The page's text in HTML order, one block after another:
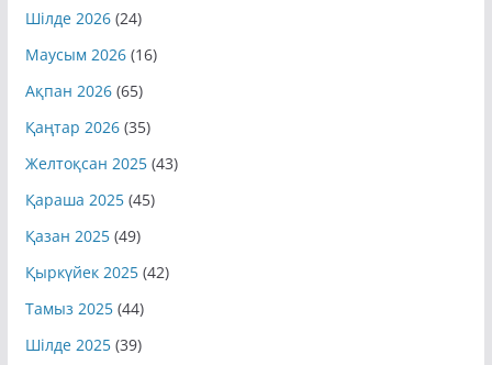
Шілде 2026(24)
Маусым 2026(16)
Ақпан 2026(65)
Қаңтар 2026(35)
Желтоқсан 2025(43)
Қараша 2025(45)
Қазан 2025(49)
Қыркүйек 2025(42)
Тамыз 2025(44)
Шілде 2025(39)